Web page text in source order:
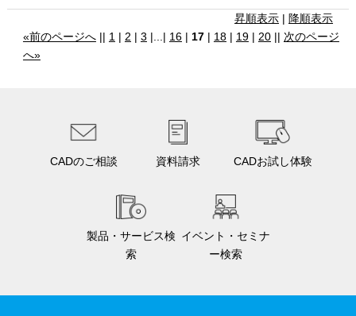
昇順表示 | 降順表示
«前のページへ|| 1 | 2 | 3 |...| 16| 17| 18| 19| 20|| 次のページ
へ»
CADのご相談 資料請求 CADお試し体験
製品・サービス検
索
イベント・セミナ
ー検索